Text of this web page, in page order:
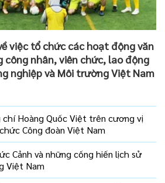
việc tổ chức các hoạt động văn
nhân, viên chức, lao động
nghiệp và Môi trường Việt Nam
chí Hoàng Quốc Việt trên cương vị
Công đoàn Việt Nam
Cảnh và những cống hiến lịch sử
Việt Nam